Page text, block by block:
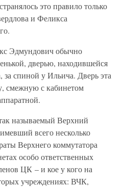
это правило только
и Феликса
Эдмундович обычно
дверью, находившейся
за спиной у Ильича. Дверь эта
смежную с кабинетом
называемый Верхний
всего несколько
Верхнего коммутатора
особо ответственных
ЦК – и кое у кого на
учреждениях: ВЧК,